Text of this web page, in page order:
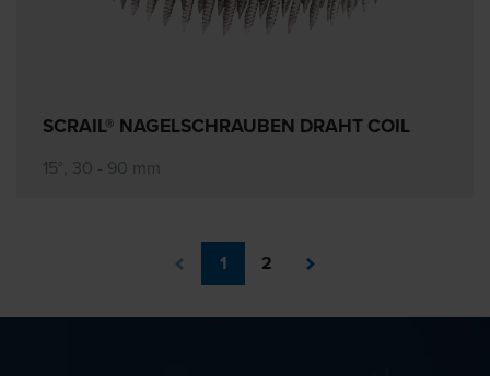
SCRAIL® NAGELSCHRAUBEN DRAHT COIL
15°, 30 - 90 mm
1 2